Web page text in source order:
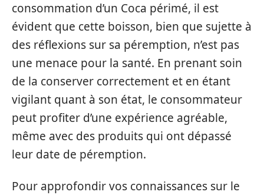
consommation d’un Coca périmé, il est
évident que cette boisson, bien que sujette à
des réflexions sur sa péremption, n’est pas
une menace pour la santé. En prenant soin
de la conserver correctement et en étant
vigilant quant à son état, le consommateur
peut profiter d’une expérience agréable,
même avec des produits qui ont dépassé
leur date de péremption.
Pour approfondir vos connaissances sur le